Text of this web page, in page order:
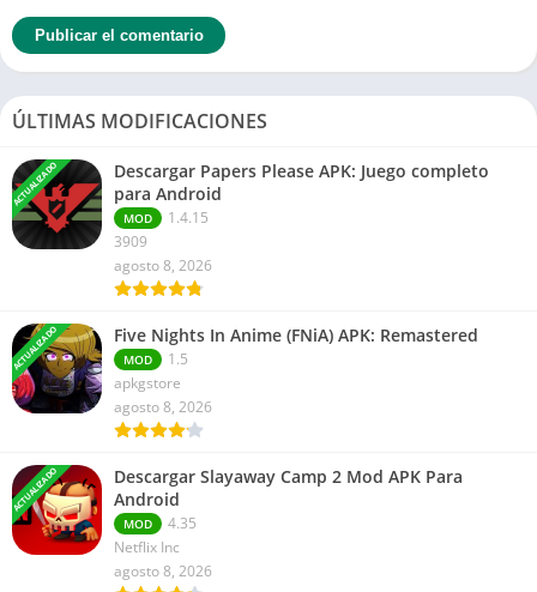
ÚLTIMAS MODIFICACIONES
ACTUALIZADO
Descargar Papers Please APK: Juego completo
para Android
MOD
1.4.15
3909
agosto 8, 2026
ACTUALIZADO Five Nights In Anime (FNiA) APK: Remastered
MOD
1.5
apkgstore
agosto 8, 2026
ACTUALIZADO
Descargar Slayaway Camp 2 Mod APK Para
Android
MOD
4.35
Netflix Inc
agosto 8, 2026